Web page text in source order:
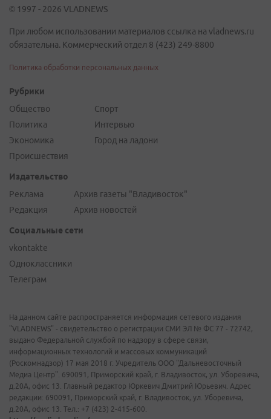
© 1997 - 2026 VLADNEWS
При любом использовании материалов ссылка на vladnews.ru
обязательна. Коммерческий отдел 8 (423) 249-8800
Политика обработки персональных данных
Рубрики
Общество
Политика
Экономика
Происшествия
Спорт
Интервью
Город на ладони
Издательство
Реклама
Редакция
Архив газеты "Владивосток"
Архив новостей
Социальные сети
vkontakte
Одноклассники
Телеграм
На данном сайте распространяется информация сетевого издания
"VLADNEWS" - свидетельство о регистрации СМИ ЭЛ № ФС 77 - 72742,
выдано Федеральной службой по надзору в сфере связи,
информационных технологий и массовых коммуникаций
(Роскомнадзор) 17 мая 2018 г. Учредитель ООО "Дальневосточный
Медиа Центр". 690091, Приморский край, г. Владивосток, ул. Уборевича,
д.20А, офис 13. Главный редактор Юркевич Дмитрий Юрьевич. Адрес
редакции: 690091, Приморский край, г. Владивосток, ул. Уборевича,
д.20А, офис 13. Тел.: +7 (423) 2-415-600.